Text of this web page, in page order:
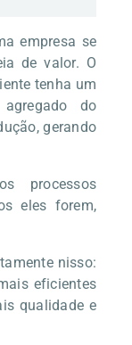
empresa se
de valor. O
tenha um
do
gerando
processos
eles forem,
nisso:
eficientes
qualidade e